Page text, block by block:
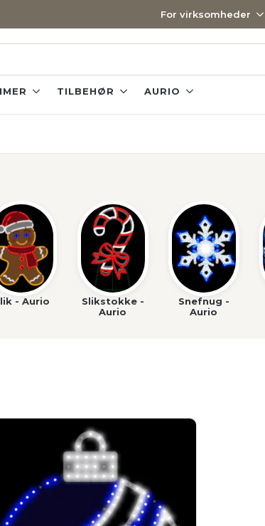
For virksomheder
TILBEHØR AURIO
- Aurio
Slikstokke -
Aurio
Snefnug -
Aurio